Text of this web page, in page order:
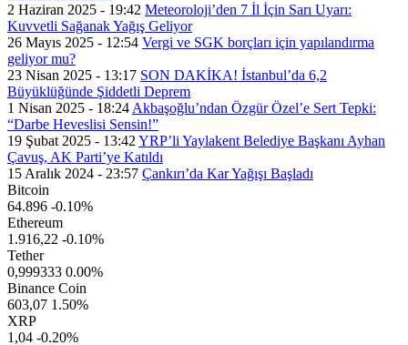
2 Haziran 2025 - 19:42 Meteoroloji’den 7 İl İçin Sarı Uyarı:
Kuvvetli Sağanak Yağış Geliyor
26 Mayıs 2025 - 12:54 Vergi ve SGK borçları için yapılandırma
geliyor mu?
23 Nisan 2025 - 13:17 SON DAKİKA! İstanbul’da 6,2
Büyüklüğünde Şiddetli Deprem
1 Nisan 2025 - 18:24 Akbaşoğlu’ndan Özgür Özel’e Sert Tepki:
“Darbe Heveslisi Sensin!”
19 Şubat 2025 - 13:42 YRP’li Yaylakent Belediye Başkanı Ayhan
Çavuş, AK Parti’ye Katıldı
15 Aralık 2024 - 23:57 Çankırı’da Kar Yağışı Başladı
Bitcoin
64.896 -0.10%
Ethereum
1.916,22 -0.10%
Tether
0,999333 0.00%
Binance Coin
603,07 1.50%
XRP
1,04 -0.20%